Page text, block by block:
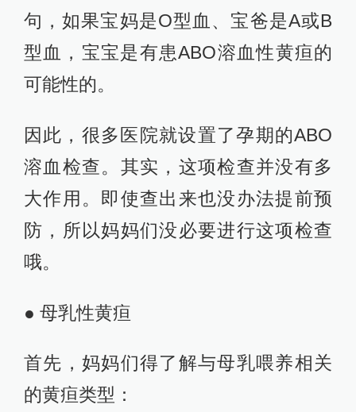
句，如果宝妈是O型血、宝爸是A或B
型血，宝宝是有患ABO溶血性黄疸的
可能性的。
因此，很多医院就设置了孕期的ABO
溶血检查。其实，这项检查并没有多
大作用。即使查出来也没办法提前预
防，所以妈妈们没必要进行这项检查
哦。
● 母乳性黄疸
首先，妈妈们得了解与母乳喂养相关
的黄疸类型：